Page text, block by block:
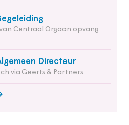
Centraal Orgaan opvang
Directeur
via Geerts & Partners